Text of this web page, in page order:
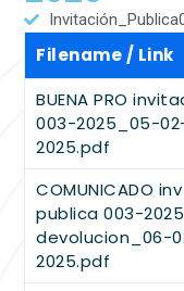
Filename / Link
BUENA PRO
003-2025_05-
2025.pdf
COMUNICADO inv
publica 003-2025
devolucion_06-
2025.pdf